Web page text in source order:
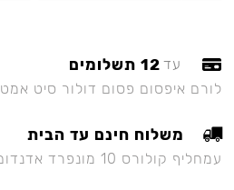
עד 12 תשלומים
לורם איפסום פסום דולור סיט אמט
משלוח חינם עד הבית
עמחליף קולורס 10 מונפרד אדנדום